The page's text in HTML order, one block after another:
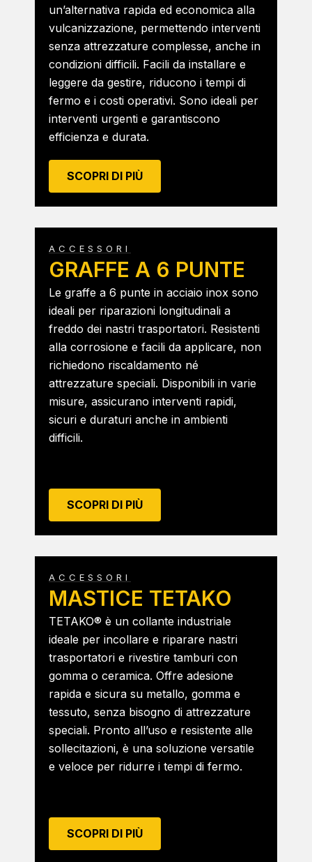
un’alternativa rapida ed economica alla
vulcanizzazione, permettendo interventi
senza attrezzature complesse, anche in
condizioni difficili. Facili da installare e
leggere da gestire, riducono i tempi di
fermo e i costi operativi. Sono ideali per
interventi urgenti e garantiscono
efficienza e durata.
SCOPRI DI PIÙ
ACCESSORI
GRAFFE A 6 PUNTE
Le graffe a 6 punte in acciaio inox sono
ideali per riparazioni longitudinali a
freddo dei nastri trasportatori. Resistenti
alla corrosione e facili da applicare, non
richiedono riscaldamento né
attrezzature speciali. Disponibili in varie
misure, assicurano interventi rapidi,
sicuri e duraturi anche in ambienti
difficili.
SCOPRI DI PIÙ
ACCESSORI
MASTICE TETAKO
TETAKO® è un collante industriale
ideale per incollare e riparare nastri
trasportatori e rivestire tamburi con
gomma o ceramica. Offre adesione
rapida e sicura su metallo, gomma e
tessuto, senza bisogno di attrezzature
speciali. Pronto all’uso e resistente alle
sollecitazioni, è una soluzione versatile
e veloce per ridurre i tempi di fermo.
SCOPRI DI PIÙ